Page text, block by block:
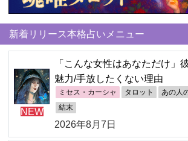
新着リリース本格占いメニュー
NEW
「こんな女性はあなただけ」
魅力/手放したくない理由
ミセス・カーシャ タロット あの人
結末
2026年8月7日